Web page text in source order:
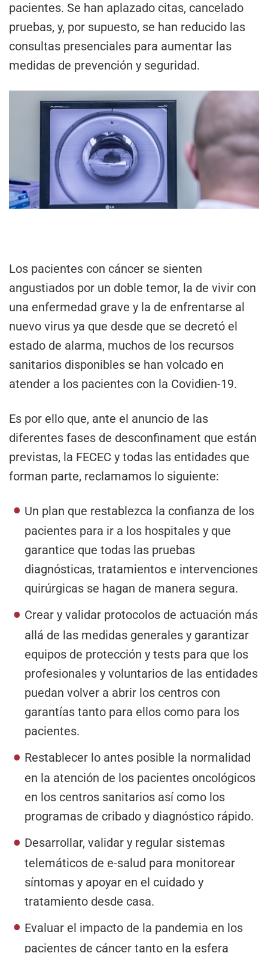
pacientes. Se han aplazado citas, cancelado
pruebas, y, por supuesto, se han reducido las
consultas presenciales para aumentar las
medidas de prevención y seguridad.
Los pacientes con cáncer se sienten
angustiados por un doble temor, la de vivir con
una enfermedad grave y la de enfrentarse al
nuevo virus ya que desde que se decretó el
estado de alarma, muchos de los recursos
sanitarios disponibles se han volcado en
atender a los pacientes con la Covidien-19.
Es por ello que, ante el anuncio de las
diferentes fases de desconfinament que están
previstas, la FECEC y todas las entidades que
forman parte, reclamamos lo siguiente:
Un plan que restablezca la confianza de los
pacientes para ir a los hospitales y que
garantice que todas las pruebas
diagnósticas, tratamientos e intervenciones
quirúrgicas se hagan de manera segura.
Crear y validar protocolos de actuación más
allá de las medidas generales y garantizar
equipos de protección y tests para que los
profesionales y voluntarios de las entidades
puedan volver a abrir los centros con
garantías tanto para ellos como para los
pacientes.
Restablecer lo antes posible la normalidad
en la atención de los pacientes oncológicos
en los centros sanitarios así como los
programas de cribado y diagnóstico rápido.
Desarrollar, validar y regular sistemas
telemáticos de e-salud para monitorear
síntomas y apoyar en el cuidado y
tratamiento desde casa.
Evaluar el impacto de la pandemia en los
pacientes de cáncer tanto en la esfera